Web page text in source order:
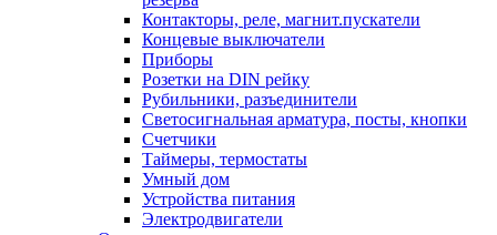
Контакторы, реле, магнит.пускатели
Концевые выключатели
Приборы
Розетки на DIN рейку
Рубильники, разъединители
Светосигнальная арматура, посты, кнопки
Счетчики
Таймеры, термостаты
Умный дом
Устройства питания
Электродвигатели